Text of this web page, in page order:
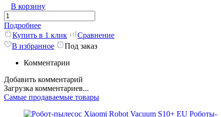
В корзину
Подробнее
Купить в 1 клик
Сравнение
В избранное
Под заказ
Комментарии
Добавить комментарий
Загрузка комментариев...
Самые продаваемые товары